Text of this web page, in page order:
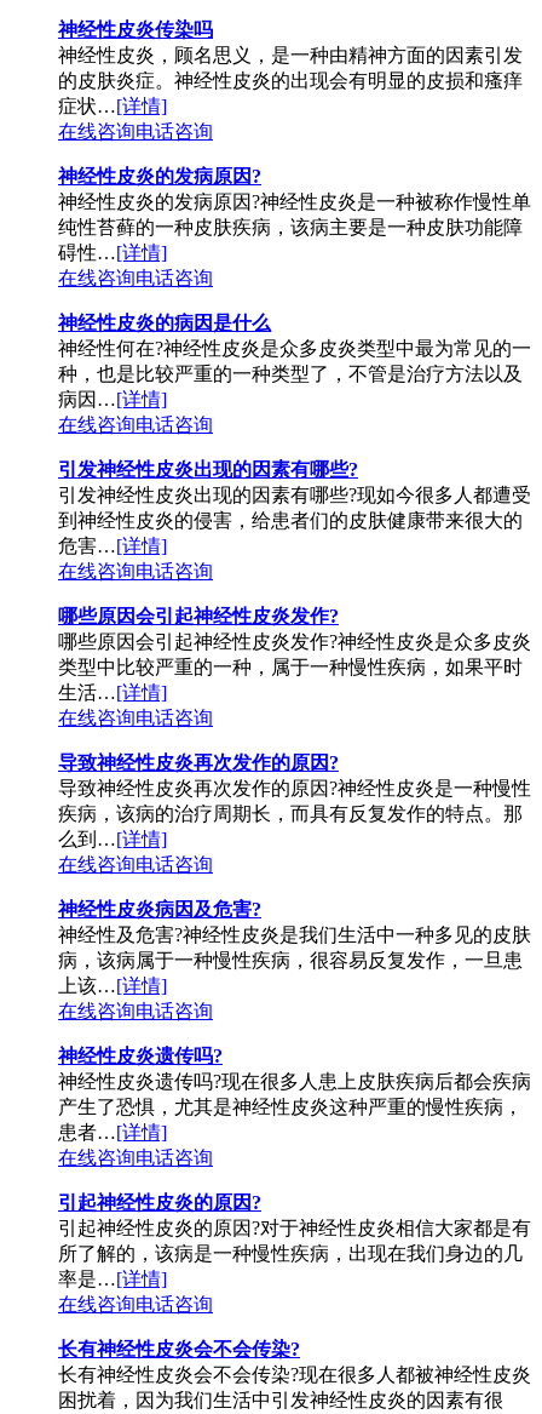
神经性皮炎传染吗
神经性皮炎，顾名思义，是一种由精神方面的因素引发
的皮肤炎症。神经性皮炎的出现会有明显的皮损和瘙痒
症状…[详情]
在线咨询电话咨询
神经性皮炎的发病原因?
神经性皮炎的发病原因?神经性皮炎是一种被称作慢性单
纯性苔藓的一种皮肤疾病，该病主要是一种皮肤功能障
碍性…[详情]
在线咨询电话咨询
神经性皮炎的病因是什么
神经性何在?神经性皮炎是众多皮炎类型中最为常见的一
种，也是比较严重的一种类型了，不管是治疗方法以及
病因…[详情]
在线咨询电话咨询
引发神经性皮炎出现的因素有哪些?
引发神经性皮炎出现的因素有哪些?现如今很多人都遭受
到神经性皮炎的侵害，给患者们的皮肤健康带来很大的
危害…[详情]
在线咨询电话咨询
哪些原因会引起神经性皮炎发作?
哪些原因会引起神经性皮炎发作?神经性皮炎是众多皮炎
类型中比较严重的一种，属于一种慢性疾病，如果平时
生活…[详情]
在线咨询电话咨询
导致神经性皮炎再次发作的原因?
导致神经性皮炎再次发作的原因?神经性皮炎是一种慢性
疾病，该病的治疗周期长，而具有反复发作的特点。那
么到…[详情]
在线咨询电话咨询
神经性皮炎病因及危害?
神经性及危害?神经性皮炎是我们生活中一种多见的皮肤
病，该病属于一种慢性疾病，很容易反复发作，一旦患
上该…[详情]
在线咨询电话咨询
神经性皮炎遗传吗?
神经性皮炎遗传吗?现在很多人患上皮肤疾病后都会疾病
产生了恐惧，尤其是神经性皮炎这种严重的慢性疾病，
患者…[详情]
在线咨询电话咨询
引起神经性皮炎的原因?
引起神经性皮炎的原因?对于神经性皮炎相信大家都是有
所了解的，该病是一种慢性疾病，出现在我们身边的几
率是…[详情]
在线咨询电话咨询
长有神经性皮炎会不会传染?
长有神经性皮炎会不会传染?现在很多人都被神经性皮炎
困扰着，因为我们生活中引发神经性皮炎的因素有很